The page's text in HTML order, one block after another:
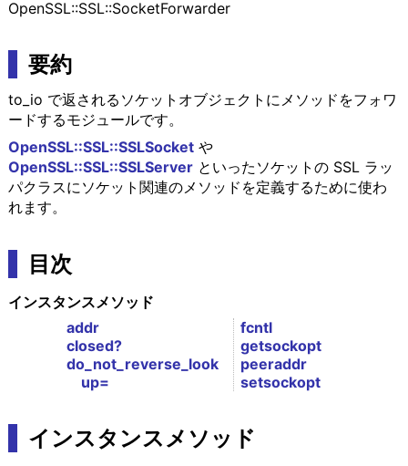
OpenSSL::SSL::SocketForwarder
要約
to_io で返されるソケットオブジェクトにメソッドをフォワ
ードするモジュールです。
OpenSSL::SSL::SSLSocketや
OpenSSL::SSL::SSLServerといったソケットの SSL ラッ
パクラスにソケット関連のメソッドを定義するために使わ
れます。
目次
インスタンスメソッド
addr
closed?
do_not_reverse_look
up=
fcntl
getsockopt
peeraddr
setsockopt
インスタンスメソッド